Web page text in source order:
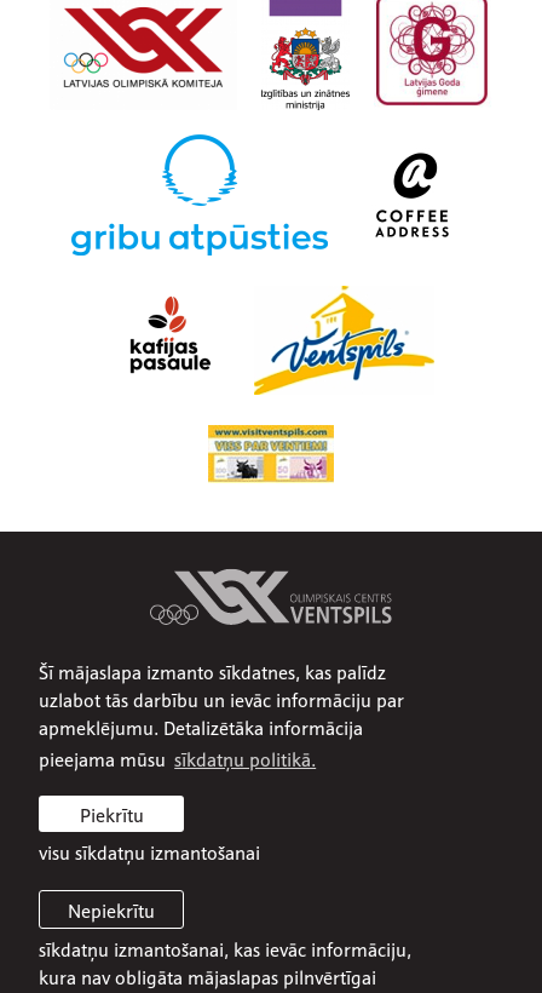
Šī mājaslapa izmanto sīkdatnes, kas palīdz
uzlabot tās darbību un ievāc informāciju par
apmeklējumu. Detalizētāka informācija
pieejama mūsu sīkdatņu politikā.
Nepiekrītu
sīkdatņu izmantošanai, kas ievāc informāciju,
kura nav obligāta mājaslapas pilnvērtīgai
Piekrītu
visu sīkdatņu izmantošanai
Par mums
Publiskojamā informācija
Iepirkumi
© 2026 SIA Olimpiskais centrs Ventspils